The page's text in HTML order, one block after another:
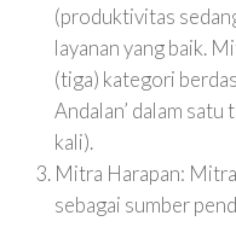
(produktivitas
layanan yang baik.
(tiga) kategori
Andalan’ dalam
kali).
Mitra Harapan:
sebagai sumber